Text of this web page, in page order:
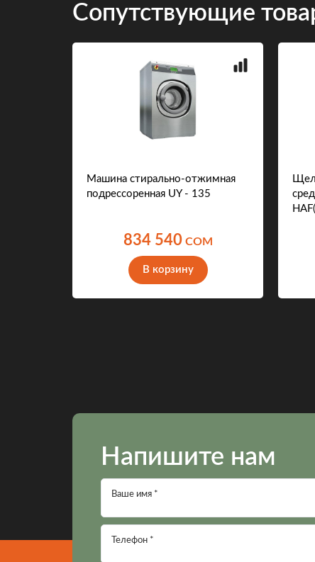
Сопутствующие
Машина стирально-отжимная
подрессоренная UY - 135
834 540COM
В корзину
Напишите нам
Ваше имя *
Телефон *